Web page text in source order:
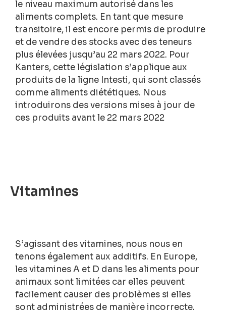
le niveau maximum autorisé dans les
aliments complets. En tant que mesure
transitoire, il est encore permis de produire
et de vendre des stocks avec des teneurs
plus élevées jusqu’au 22 mars 2022. Pour
Kanters, cette législation s’applique aux
produits de la ligne Intesti, qui sont classés
comme aliments diététiques. Nous
introduirons des versions mises à jour de
ces produits avant le 22 mars 2022
Vitamines
S’agissant des vitamines, nous nous en
tenons également aux additifs. En Europe,
les vitamines A et D dans les aliments pour
animaux sont limitées car elles peuvent
facilement causer des problèmes si elles
sont administrées de manière incorrecte.